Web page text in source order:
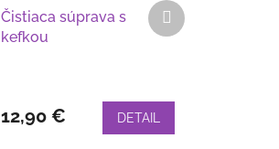
Čistiaca súprava s
kefkou
12,90 € DETAIL
Ďalší
produkt